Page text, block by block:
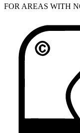
FOR AREAS WITH